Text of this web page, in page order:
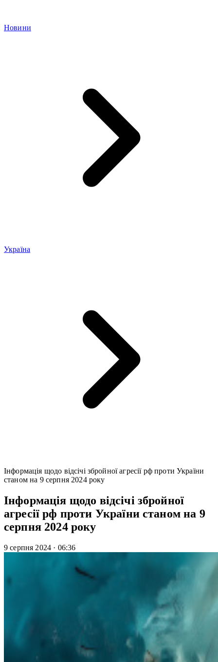
Новини
Україна
Інформація щодо відсічі збройної агресії рф проти України
станом на 9 серпня 2024 року
Інформація щодо відсічі збройної
агресії рф проти України станом на 9
серпня 2024 року
9 серпня 2024 · 06:36